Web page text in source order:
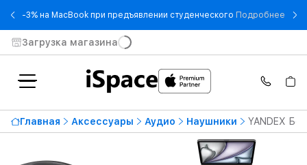
-3% на MacBook при предъявлении студенческого Подробнее - -
Загрузка магазина
Главная Аксессуары Аудио Наушники YANDEX